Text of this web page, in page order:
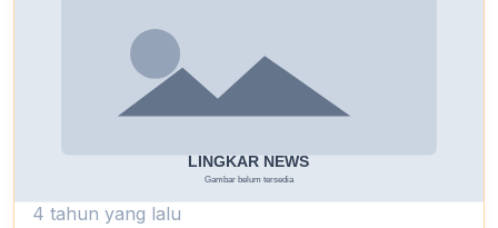
4 tahun yang lalu